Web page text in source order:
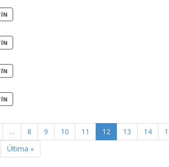
… 8 9 10 11 12 13 14
Última »